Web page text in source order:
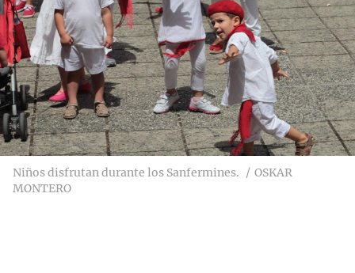
Niños disfrutan durante los Sanfermines.
OSKAR
MONTERO